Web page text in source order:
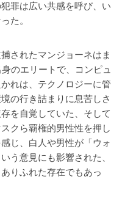
罪は広い共感を呼び、い
た。
されたマンジョーネはま
のエリートで、コンピュ
れは、テクノロジーに管
の行き詰まりに息苦しさ
を自覚していた、そして
クら覇権的男性性を押し
じ、白人や男性が「ウォ
う意見にも影響された、
りふれた存在でもあっ